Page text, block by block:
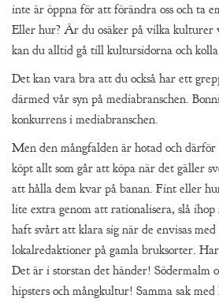
inte är öppna för att förändra oss och ta
Eller hur? Är du osäker på vilka kulturer
kan du alltid gå till kultursidorna och
Det kan vara bra att du också har ett
därmed vår syn på mediabranschen.
konkurrens i mediabranschen.
Men den mångfalden är hotad och
köpt allt som går att köpa när det gäller
att hålla dem kvar på banan. Fint eller
lite extra genom att rationalisera, slå
haft svårt att klara sig när de envisas
lokalredaktioner på gamla bruksorter.
Det är i storstan det händer! Södermalm
hipsters och mångkultur! Samma sak